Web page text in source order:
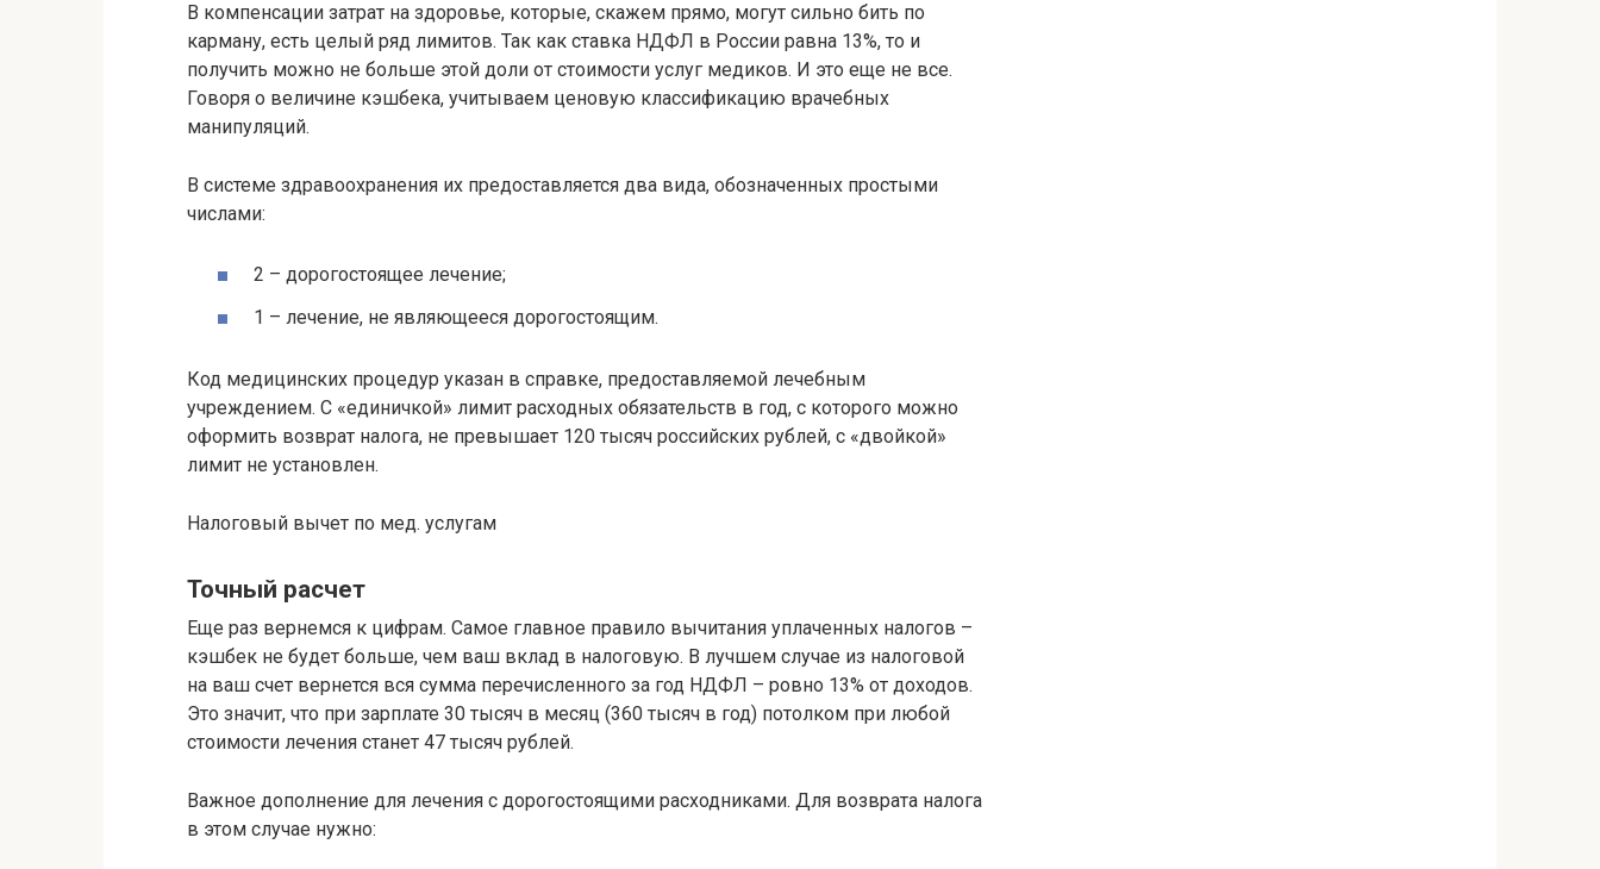
В компенсации затрат на здоровье, которые, скажем прямо, могут сильно бить по
карману, есть целый ряд лимитов. Так как ставка НДФЛ в России равна 13%, то и
получить можно не больше этой доли от стоимости услуг медиков. И это еще не все.
Говоря о величине кэшбека, учитываем ценовую классификацию врачебных
манипуляций.
В системе здравоохранения их предоставляется два вида, обозначенных простыми
числами:
2 – дорогостоящее лечение;
1 – лечение, не являющееся дорогостоящим.
Код медицинских процедур указан в справке, предоставляемой лечебным
учреждением. С «единичкой» лимит расходных обязательств в год, с которого можно
оформить возврат налога, не превышает 120 тысяч российских рублей, с «двойкой»
лимит не установлен.
Налоговый вычет по мед. услугам
Точный расчет
Еще раз вернемся к цифрам. Самое главное правило вычитания уплаченных налогов –
кэшбек не будет больше, чем ваш вклад в налоговую. В лучшем случае из налоговой
на ваш счет вернется вся сумма перечисленного за год НДФЛ – ровно 13% от доходов.
Это значит, что при зарплате 30 тысяч в месяц (360 тысяч в год) потолком при любой
стоимости лечения станет 47 тысяч рублей.
Важное дополнение для лечения с дорогостоящими расходниками. Для возврата налога
в этом случае нужно: